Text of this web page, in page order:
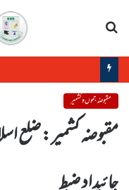
مقبوضہ جموں و کشمیر
مقبوضہ کشمیر : ضلع